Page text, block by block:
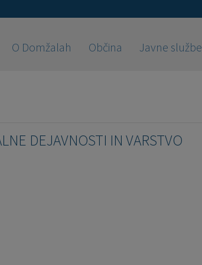
O Domžalah Občina Javne službe
DEJAVNOSTI IN VARSTVO